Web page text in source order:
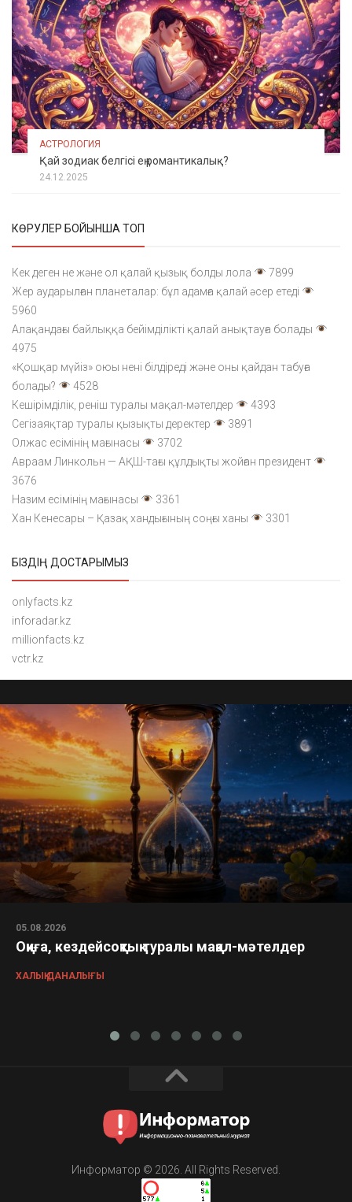
АСТРОЛОГИЯ
Қай зодиак белгісі ең романтикалық?
24.12.2025
КӨРУЛЕР БОЙЫНША ТОП
Кек деген не және ол қалай қызық болды лола
7899
Жер аударылған планеталар: бұл адамға қалай әсер етеді
5960
Алақандағы байлыққа бейімділікті қалай анықтауға болады
4975
«Қошқар мүйіз» оюы нені білдіреді және оны қайдан табуға
болады?
4528
Кешірімділік, реніш туралы мақал-мәтелдер
4393
Сегізаяқтар туралы қызықты деректер
3891
Олжас есімінің мағынасы
3702
Авраам Линкольн — АҚШ-тағы құлдықты жойған президент
3676
Назим есімінің мағынасы
3361
Хан Кенесары – Қазақ хандығының соңғы ханы
3301
БІЗДІҢ ДОСТАРЫМЫЗ
onlyfacts.kz
inforadar.kz
millionfacts.kz
vctr.kz
05.08.2026
Оқиға, кездейсоқтық туралы мақал-мәтелдер
ХАЛЫҚ ДАНАЛЫҒЫ
Информатор © 2026. All Rights Reserved.